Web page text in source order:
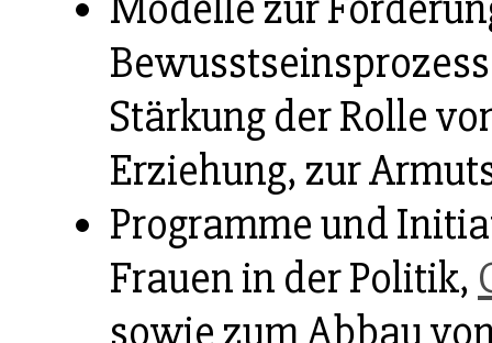
Stärkung der Rolle
Erziehung, zur
Programme und
Frauen in der Politik,